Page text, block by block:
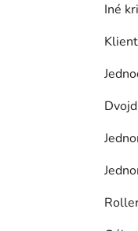
Iné